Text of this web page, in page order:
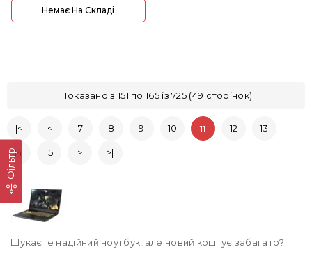
Немає На Складі
Показано з 151 по 165 із 725 (49 сторінок)
|< < 7 8 9 10 11 12 13
14 15 > >|
Шукаєте надійний ноутбук, але новий коштує забагато?
Фільтр